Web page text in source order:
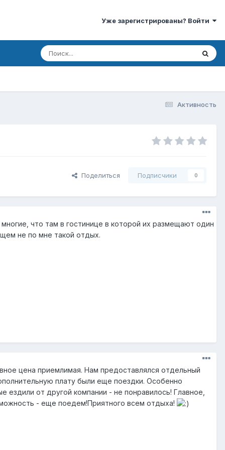
Уже зарегистрированы? Войти
Активность
Поделиться Подписчики 0
что там в гостинице в которой их размещают один
не по мне такой отдых.
цена приемлимая. Нам предоставлялся отдельный
плату были еще поездки. Особенно
ездили от другой компании - не понравилось! Главное,
- еще поедем!Приятного всем отдыха!